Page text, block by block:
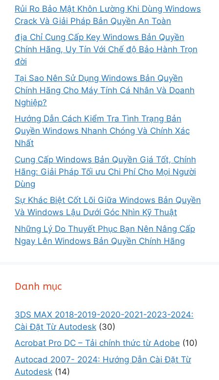
Rủi Ro Bảo Mật Khôn Lường Khi Dùng Windows
Crack Và Giải Pháp Bản Quyền An Toàn
địa Chỉ Cung Cấp Key Windows Bản Quyền
Chính Hãng, Uy Tín Với Chế độ Bảo Hành Trọn
đời
Tại Sao Nên Sử Dụng Windows Bản Quyền
Chính Hãng Cho Máy Tính Cá Nhân Và Doanh
Nghiệp?
Hướng Dẫn Cách Kiểm Tra Tình Trạng Bản
Quyền Windows Nhanh Chóng Và Chính Xác
Nhất
Cung Cấp Windows Bản Quyền Giá Tốt, Chính
Hãng: Giải Pháp Tối ưu Chi Phí Cho Mọi Người
Dùng
Sự Khác Biệt Cốt Lõi Giữa Windows Bản Quyền
Và Windows Lậu Dưới Góc Nhìn Kỹ Thuật
Những Lý Do Thuyết Phục Bạn Nên Nâng Cấp
Ngay Lên Windows Bản Quyền Chính Hãng
Danh mục
3DS MAX 2018-2019-2020-2021-2023-2024:
Cài Đặt Từ Autodesk (30)
Acrobat Pro DC – Tải chính thức từ Adobe (10)
Autocad 2007- 2024: Hướng Dẫn Cài Đặt Từ
Autodesk (14)